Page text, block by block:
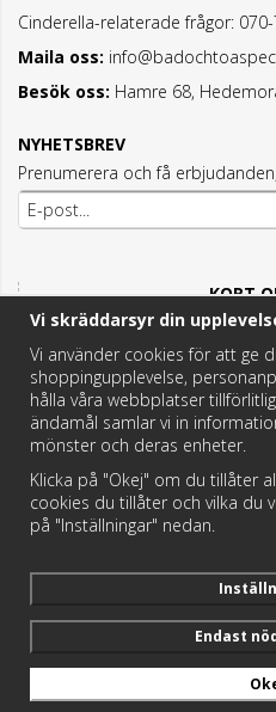
Cinderella-relaterade frågor:
Maila oss:
Besök oss: Hamre 68,
NYHETSBREV
Prenumerera och få
KORT
Här hittar du det bästa
Butik i
Vi hjälper dig
https://
Vi skräddarsyr din
Vi använder cookies för att ge
shoppingupplevelse,
hålla våra webbplatser
ändamål samlar vi in
mönster och deras enheter.
Klicka på "Okej" om du tillåter
cookies du tillåter och vilka du
på "Inställningar" nedan.
Endast